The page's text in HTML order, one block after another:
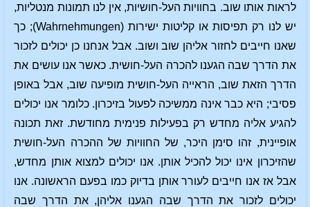
לראות אותו שוב. בחוויות העל-חושיות, אין לנו תמונות מנטליות,
יש לנו רק תפיסות או קליטות ישירות
(Wahrnehmungen); כך
שאנו חייבים לחזור אליהן שוב ושוב. אבל אנחנו כן יכולים לזכור
את הדרך שבה הגענו להכרה העל-חושית. כאשר אנו עושים את
הדרך הזאת שוב, הראייה העל-חושית מופיעה שוב, אבל באופן
פסיבי; היא כבר אינה ממשיכה לפעול בזיכרון. כלומר אנו יכולים
להגיע אליה מחדש רק בפעילות פנימית מחודשת. זאת תכונה
אופיינית, זהו סימן היכר, של החוויות של ההכרה העל-חושית
שהזיכרון אינו יכול להכיל אותן. אנו יכולים למצוא אותן מחדש,
אבל אז אנו חייבים לעורר אותן בדיוק כמו בפעם הראשונה. אנו
יכולים לזכור את הדרך שבה הגענו אליהן, את הדרך שבה